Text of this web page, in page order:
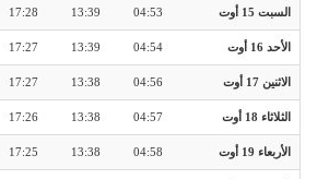
السبت 15 أوت 04:53
13:39
17:28
الأحد 16 أوت 04:54
13:39
17:27
الاثنين 17 أوت 04:56
13:38
17:27
الثلاثاء 18 أوت 04:57
13:38
17:26
الأربعاء 19 أوت 04:58
13:38
17:25